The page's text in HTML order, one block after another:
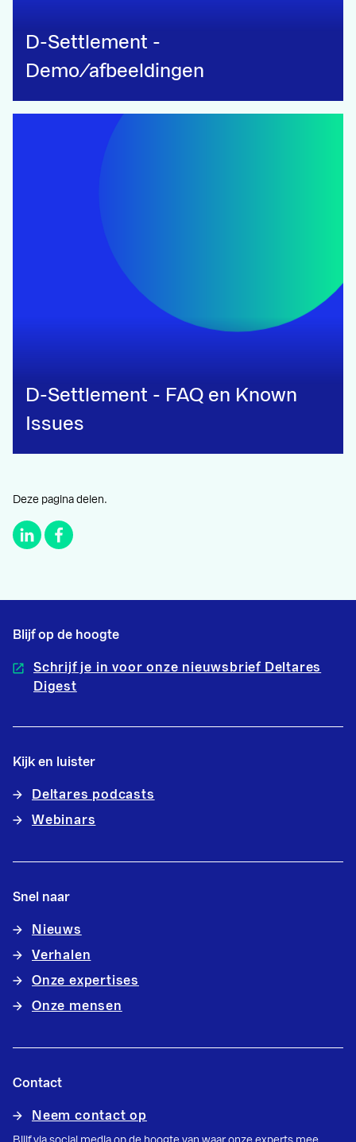
D-Settlement -
Demo/afbeeldingen
D-Settlement - FAQ en Known
Issues
Deze pagina delen.
Blijf op de hoogte
Schrijf je in voor onze nieuwsbrief Deltares
Digest
Kijk en luister
Deltares podcasts
Webinars
Snel naar
Nieuws
Verhalen
Onze expertises
Onze mensen
Contact
Neem contact op